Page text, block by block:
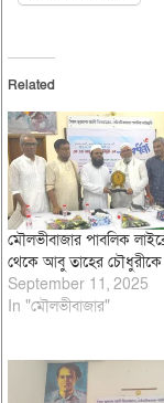
Related
মৌলভীবাজার পাবলিক
থেকে আবু তাহের চৌধুরীকে
September 11, 2025
In "মৌলভীবাজার"